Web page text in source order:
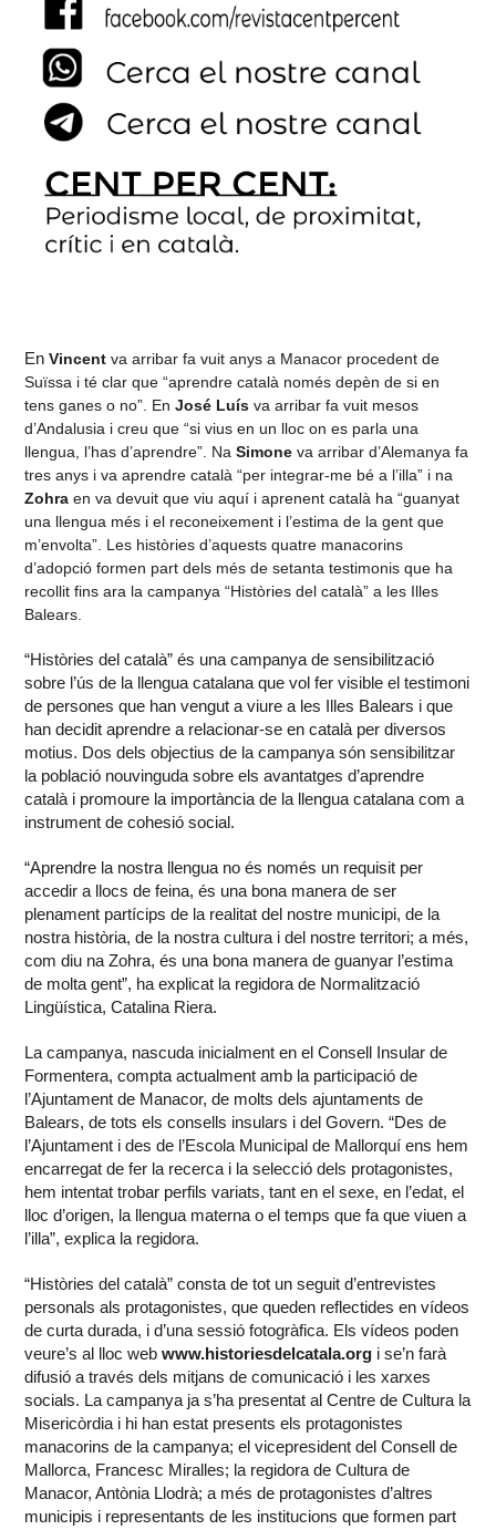
EnVincent va arribar fa vuit anys a Manacor procedent de
Suïssa i té clar que “aprendre català només depèn de si en
tens ganes o no”. EnJosé Luís va arribar fa vuit mesos
d’Andalusia i creu que “si vius en un lloc on es parla una
llengua, l’has d’aprendre”. NaSimone va arribar d’Alemanya fa
tres anys i va aprendre català “per integrar-me bé a l’illa” i na
Zohra en va devuit que viu aquí i aprenent català ha “guanyat
una llengua més i el reconeixement i l’estima de la gent que
m’envolta”. Les històries d’aquests quatre manacorins
d’adopció formen part dels més de setanta testimonis que ha
recollit fins ara la campanya “Històries del català” a les Illes
Balears.
“Històries del català” és una campanya de sensibilització
sobre l’ús de la llengua catalana que vol fer visible el testimoni
de persones que han vengut a viure a les Illes Balears i que
han decidit aprendre a relacionar-se en català per diversos
motius. Dos dels objectius de la campanya són sensibilitzar
la població nouvinguda sobre els avantatges d’aprendre
català i promoure la importància de la llengua catalana com a
instrument de cohesió social.
“Aprendre la nostra llengua no és només un requisit per
accedir a llocs de feina, és una bona manera de ser
plenament partícips de la realitat del nostre municipi, de la
nostra història, de la nostra cultura i del nostre territori; a més,
com diu na Zohra, és una bona manera de guanyar l’estima
de molta gent”, ha explicat la regidora de Normalització
Lingüística, Catalina Riera.
La campanya, nascuda inicialment en el Consell Insular de
Formentera, compta actualment amb la participació de
l’Ajuntament de Manacor, de molts dels ajuntaments de
Balears, de tots els consells insulars i del Govern. “Des de
l’Ajuntament i des de l’Escola Municipal de Mallorquí ens hem
encarregat de fer la recerca i la selecció dels protagonistes,
hem intentat trobar perfils variats, tant en el sexe, en l’edat, el
lloc d’origen, la llengua materna o el temps que fa que viuen a
l’illa”, explica la regidora.
“Històries del català” consta de tot un seguit d’entrevistes
personals als protagonistes, que queden reflectides en vídeos
de curta durada, i d’una sessió fotogràfica. Els vídeos poden
veure’s al lloc webwww.historiesdelcatala.org i se’n farà
difusió a través dels mitjans de comunicació i les xarxes
socials. La campanya ja s’ha presentat al Centre de Cultura la
Misericòrdia i hi han estat presents els protagonistes
manacorins de la campanya; el vicepresident del Consell de
Mallorca, Francesc Miralles; la regidora de Cultura de
Manacor, Antònia Llodrà; a més de protagonistes d’altres
municipis i representants de les institucions que formen part